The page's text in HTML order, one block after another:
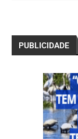
PUBLICIDADE